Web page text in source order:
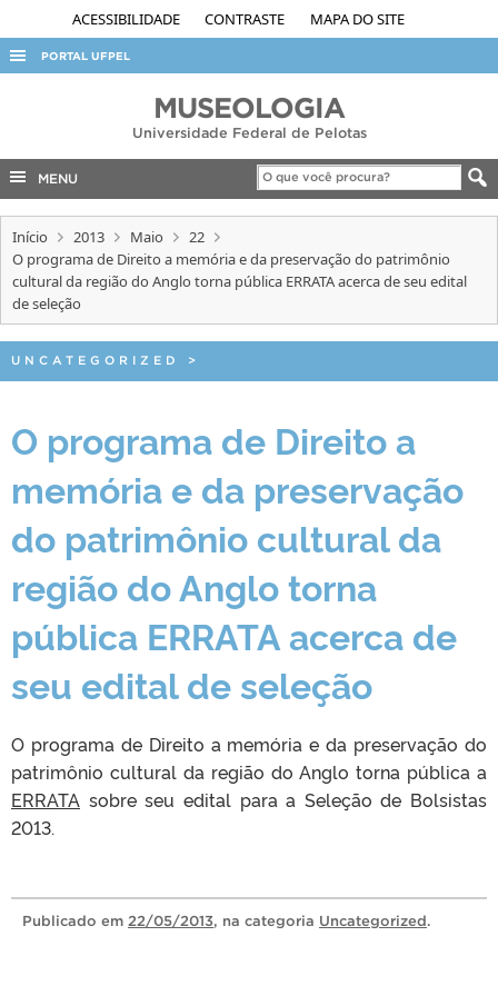
ACESSIBILIDADE CONTRASTE MAPA DO SITE
PORTAL UFPEL
EDITAIS
INTERNACIONAL
PORTARIAS
MUSEOLOGIA
Universidade Federal de Pelotas
MENU
Início 2013 Maio
22
O programa de Direito a memória e da preservação do patrimônio
cultural da região do Anglo torna pública ERRATA acerca de seu edital
de seleção
UNCATEGORIZED >
O programa de Direito a
memória e da preservação
do patrimônio cultural da
região do Anglo torna
pública ERRATA acerca de
seu edital de seleção
O programa de Direito a memória e da preservação do
patrimônio cultural da região do Anglo torna pública a
ERRATA sobre seu edital para a Seleção de Bolsistas
2013.
Publicado em 22/05/2013, na categoria Uncategorized.